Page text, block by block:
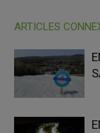
ARTICLES